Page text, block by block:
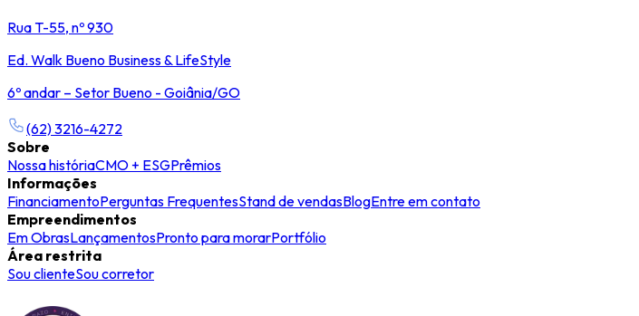
Rua T-55, nº 930
Ed. Walk Bueno Business & LifeStyle
6º andar – Setor Bueno - Goiânia/GO
(62) 3216-4272
Sobre
Nossa históriaCMO + ESGPrêmios
Informações
FinanciamentoPerguntas FrequentesStand de vendasBlogEntre em contato
Empreendimentos
Em ObrasLançamentosPronto para morarPortfólio
Área restrita
Sou clienteSou corretor